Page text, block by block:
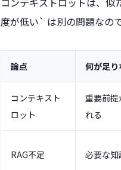
度が低い` は別の問題なの
論点 何が足
コンテキスト
ロット
重要前
れる
RAG不足 必要な